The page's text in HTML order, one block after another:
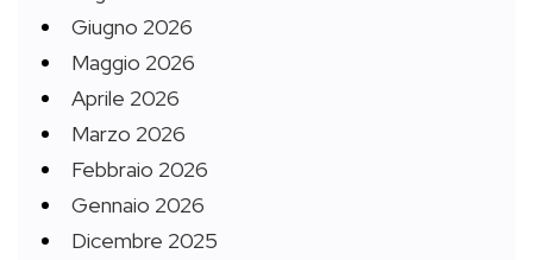
Giugno 2026
Maggio 2026
Aprile 2026
Marzo 2026
Febbraio 2026
Gennaio 2026
Dicembre 2025